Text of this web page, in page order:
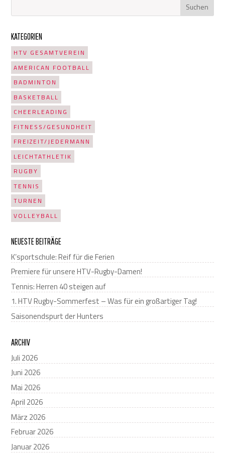
KATEGORIEN
HTV GESAMTVEREIN
AMERICAN FOOTBALL
BADMINTON
BASKETBALL
CHEERLEADING
FITNESS/GESUNDHEIT
FREIZEIT/JEDERMANN
LEICHTATHLETIK
RUGBY
TENNIS
TURNEN
VOLLEYBALL
NEUESTE BEITRÄGE
K’sportschule: Reif für die Ferien
Premiere für unsere HTV-Rugby-Damen!
Tennis: Herren 40 steigen auf
1. HTV Rugby-Sommerfest – Was für ein großartiger Tag!
Saisonendspurt der Hunters
ARCHIV
Juli 2026
Juni 2026
Mai 2026
April 2026
März 2026
Februar 2026
Januar 2026